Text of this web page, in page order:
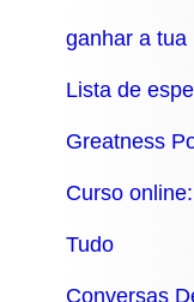
ganhar a
Lista de
Greatness
Curso
Tudo
Conversas